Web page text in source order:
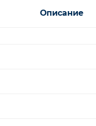
Описание